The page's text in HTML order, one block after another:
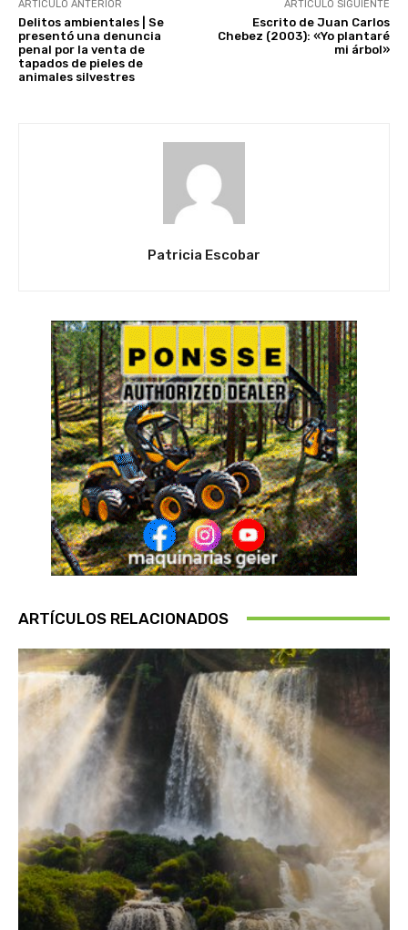
ARTÍCULO ANTERIOR
Delitos ambientales | Se
presentó una denuncia
penal por la venta de
tapados de pieles de
animales silvestres
ARTÍCULO SIGUIENTE
Escrito de Juan Carlos
Chebez (2003): «Yo plantaré
mi árbol»
Patricia Escobar
ARTÍCULOS RELACIONADOS